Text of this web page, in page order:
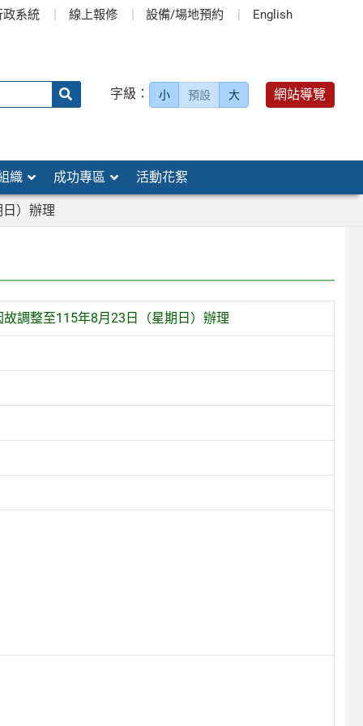
政系統 線上報修 設備/場地預約 English
字級： 小 預設 大 網站導覽
織 成功專區 活動花絮
）辦理
調整至115年8月23日（星期日）辦理